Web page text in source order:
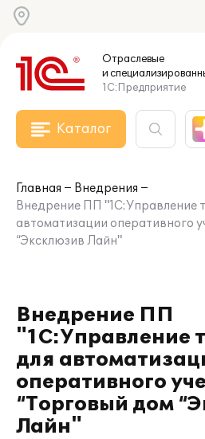
Отраслевые
и
1С:Предприятие
Каталог
Главная
Внедрения
Внедрение ПП "1С:Управление
автоматизации оперативного
“Эксклюзив Лайн"
Внедрение ПП
"1С:Управление
для
оперативного
“Торговый дом
Лайн"